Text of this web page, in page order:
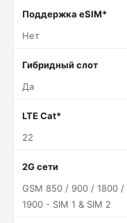
Поддержка eSIM*
Нет
Гибридный слот
Да
LTE Cat*
22
2G сети
GSM 850 / 900 / 1800 /
1900 - SIM 1 & SIM 2